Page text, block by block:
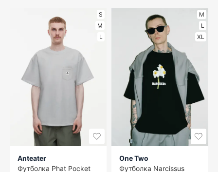
S
M
L
Anteater
Футболка Phat Pocket
M
L
XL
One Two
Футболка Narcissus